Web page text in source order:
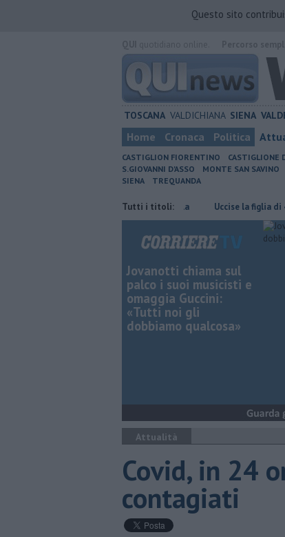
Questo sito
TOSCANA VALDICHIANA SIENA
Home Cronaca Politica
CASTIGLION FIORENTINO CASTIGLIONE
S.GIOVANNI D'ASSO
MONTE SAN SAVINO
SIENA
TREQUANDA
Tutti i titoli:
banchina è stretta la multa è nulla Uccise la figlia di 4 anni, è
Jovanotti chiama sul
palco i suoi musicisti e
omaggia Guccini:
«Tutti noi gli
dobbiamo qualcosa»
Attualità
Covid, in 24
contagiati